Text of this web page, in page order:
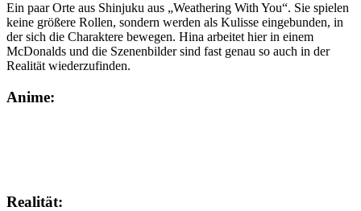
Ein paar Orte aus Shinjuku aus „Weathering With You“. Sie spielen
keine größere Rollen, sondern werden als Kulisse eingebunden, in
der sich die Charaktere bewegen. Hina arbeitet hier in einem
McDonalds und die Szenenbilder sind fast genau so auch in der
Realität wiederzufinden.
Anime:
Realität: